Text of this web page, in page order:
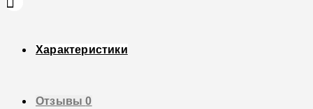
Характеристики
Отзывы0